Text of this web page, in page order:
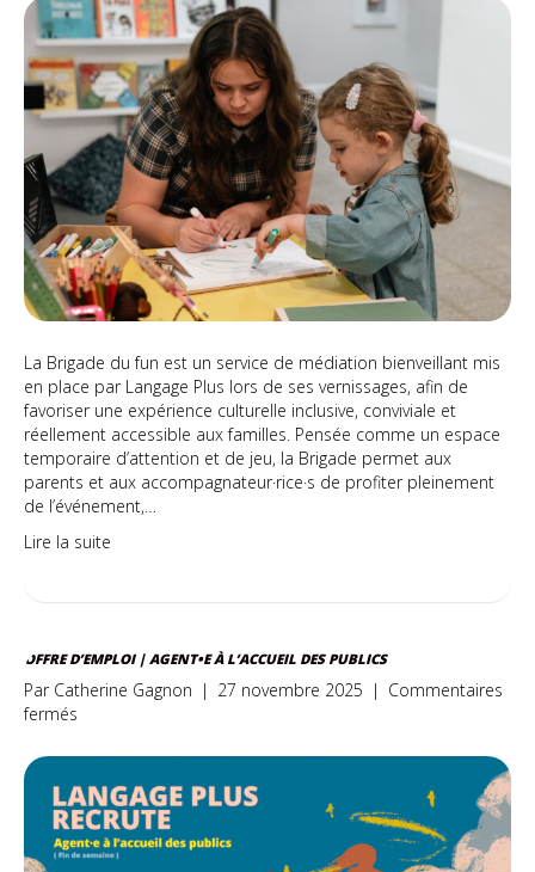
FUN
La Brigade du fun est un service de médiation bienveillant mis
en place par Langage Plus lors de ses vernissages, afin de
favoriser une expérience culturelle inclusive, conviviale et
réellement accessible aux familles. Pensée comme un espace
temporaire d’attention et de jeu, la Brigade permet aux
parents et aux accompagnateur·rice·s de profiter pleinement
de l’événement,…
Lire la suite
OFFRE D’EMPLOI | AGENT•E À L’ACCUEIL DES PUBLICS
Par Catherine Gagnon | 27 novembre 2025 | Commentaires
fermés
d’emploi
|
Agent•e
à
l’accueil